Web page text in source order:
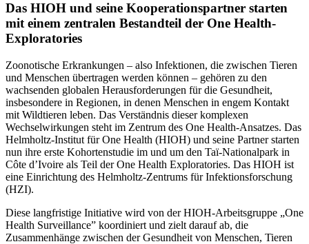
Das HIOH und seine Kooperationspartner starten
mit einem zentralen Bestandteil der One Health-
Exploratories
Zoonotische Erkrankungen – also Infektionen, die zwischen Tieren
und Menschen übertragen werden können – gehören zu den
wachsenden globalen Herausforderungen für die Gesundheit,
insbesondere in Regionen, in denen Menschen in engem Kontakt
mit Wildtieren leben. Das Verständnis dieser komplexen
Wechselwirkungen steht im Zentrum des One Health-Ansatzes. Das
Helmholtz-Institut für One Health (HIOH) und seine Partner starten
nun ihre erste Kohortenstudie im und um den Taï-Nationalpark in
Côte d’Ivoire als Teil der One Health Exploratories. Das HIOH ist
eine Einrichtung des Helmholtz-Zentrums für Infektionsforschung
(HZI).
Diese langfristige Initiative wird von der HIOH-Arbeitsgruppe „One
Health Surveillance” koordiniert und zielt darauf ab, die
Zusammenhänge zwischen der Gesundheit von Menschen, Tieren